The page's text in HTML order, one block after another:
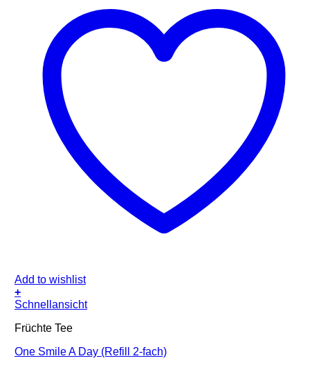
Add to wishlist
+
Schnellansicht
Früchte Tee
One Smile A Day (Refill 2-fach)